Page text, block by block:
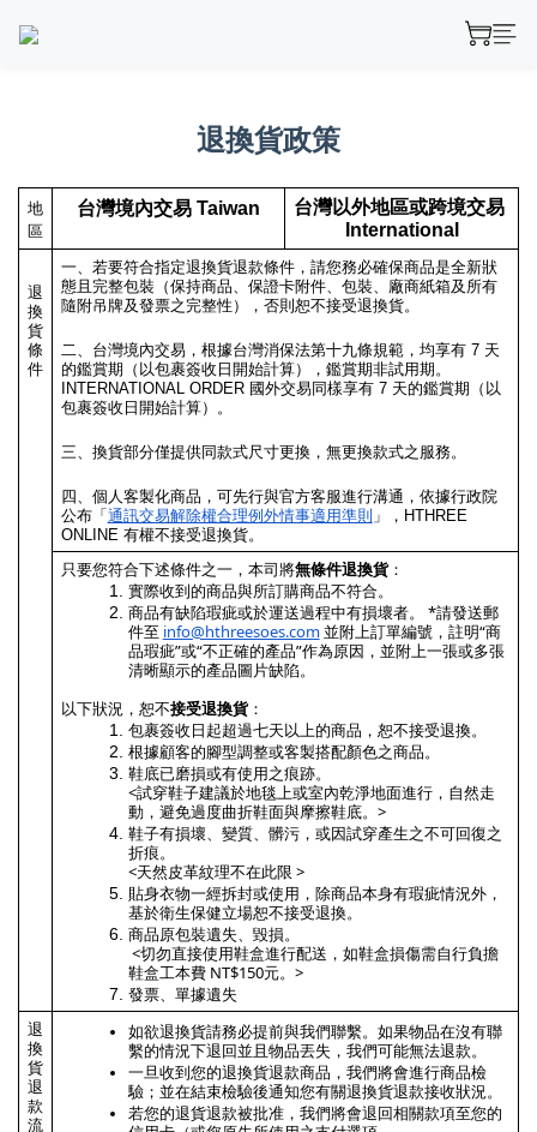
退換貨政策
地
區
台灣境內交易 Taiwan
台灣以外地區或跨境交易
International
退
換
貨
條
件
一、若要符合指定退換貨退款條件，請您務必確保商品是全新狀
態且完整包裝（保持商品、保證卡附件、包裝、廠商紙箱及所有
隨附吊牌及發票之完整性），否則恕不接受退換貨。
二、台灣境內交易，根據台灣消保法第十九條規範，均享有 7 天
的鑑賞期（以包裹簽收日開始計算），鑑賞期非試用期。
INTERNATIONAL ORDER 國外交易同樣享有 7 天的鑑賞期（以
包裹簽收日開始計算）。
三、換貨部分僅提供同款式尺寸更換，無更換款式之服務。
四、個人客製化商品，可先行與官方客服進行溝通，依據行政院
公布「 通訊交易解除權合理例外情事適用準則 」，HTHREE
ONLINE 有權不接受退換貨。
只要您符合下述條件之一，本司將無條件退換貨：
實際收到的商品與所訂購商品不符合。
商品有缺陷瑕疵或於運送過程中有損壞者。 *請發送郵
件至 info@hthreesoes.com 並附上訂單編號，註明“商
品瑕疵”或“不正確的產品”作為原因，並附上一張或多張
清晰顯示的產品圖片缺陷。
以下狀況，恕不接受退換貨：
包裹簽收日起超過七天以上的商品，恕不接受退換。
根據顧客的腳型調整或客製搭配顏色之商品。
鞋底已磨損或有使用之痕跡。
<試穿鞋子建議於地毯上或室內乾淨地面進行，自然走
動，避免過度曲折鞋面與摩擦鞋底。>
鞋子有損壞、變質、髒污，或因試穿產生之不可回復之
折痕。
<天然皮革紋理不在此限 >
貼身衣物一經拆封或使用，除商品本身有瑕疵情況外，
基於衛生保健立場恕不接受退換。
商品原包裝遺失、毀損。
鞋盒工本費 NT$150元。>
發票、單據遺失
退
換
貨
退
款
流
如欲退換貨請務必提前與我們聯繫。如果物品在沒有聯
繫的情況下退回並且物品丟失，我們可能無法退款。
一旦收到您的退換貨退款商品，我們將會進行商品檢
驗；並在結束檢驗後通知您有關退換貨退款接收狀況。
若您的退貨退款被批准，我們將會退回相關款項至您的